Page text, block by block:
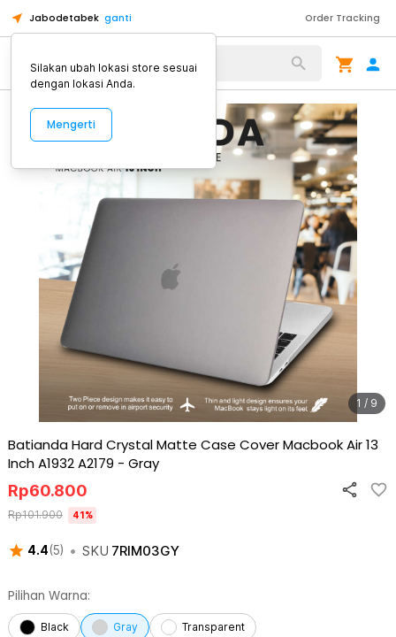
Jabodetabek ganti Order Tracking
Alat Kopi
1 / 9
Batianda Hard Crystal Matte Case Cover Macbook Air 13
Inch A1932 A2179 - Gray
4.4(5) • SKU 7RIM03GY
Rp60.800
Rp101.900 41%
Pilihan Warna:
Black Gray Transparent
Silakan ubah lokasi store sesuai
dengan lokasi Anda.
Mengerti